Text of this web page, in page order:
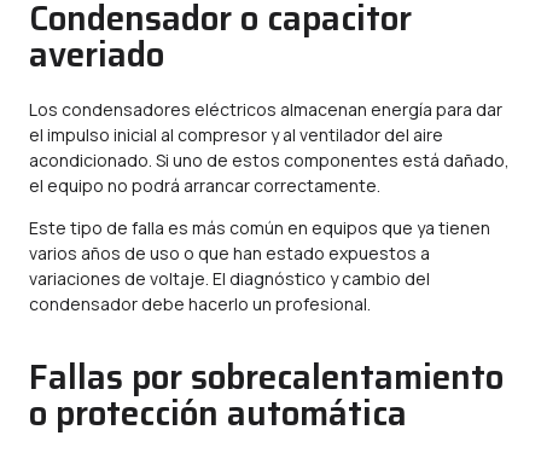
Condensador o capacitor
averiado
Los condensadores eléctricos almacenan energía para dar
el impulso inicial al compresor y al ventilador del aire
acondicionado. Si uno de estos componentes está dañado,
el equipo no podrá arrancar correctamente.
Este tipo de falla es más común en equipos que ya tienen
varios años de uso o que han estado expuestos a
variaciones de voltaje. El diagnóstico y cambio del
condensador debe hacerlo un profesional.
Fallas por sobrecalentamiento
o protección automática